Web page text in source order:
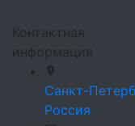
Контактная
информация
Санкт-
Россия